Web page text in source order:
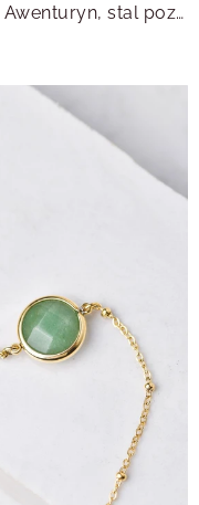
Bransoletka serce Awenturyn, stal pozłacana S114949Z00